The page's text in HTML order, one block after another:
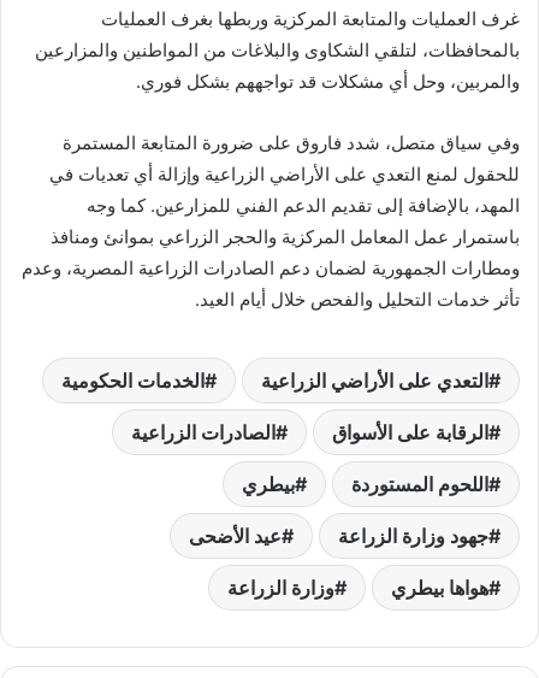
غرف العمليات والمتابعة المركزية وربطها بغرف العمليات
بالمحافظات، لتلقي الشكاوى والبلاغات من المواطنين والمزارعين
والمربين، وحل أي مشكلات قد تواجههم بشكل فوري.
وفي سياق متصل، شدد فاروق على ضرورة المتابعة المستمرة
للحقول لمنع التعدي على الأراضي الزراعية وإزالة أي تعديات في
المهد، بالإضافة إلى تقديم الدعم الفني للمزارعين. كما وجه
باستمرار عمل المعامل المركزية والحجر الزراعي بموانئ ومنافذ
ومطارات الجمهورية لضمان دعم الصادرات الزراعية المصرية، وعدم
تأثر خدمات التحليل والفحص خلال أيام العيد.
التعدي على الأراضي الزراعية الخدمات الحكومية
الرقابة على الأسواق الصادرات الزراعية
اللحوم المستوردة بيطري
جهود وزارة الزراعة عيد الأضحى
هواها بيطري وزارة الزراعة